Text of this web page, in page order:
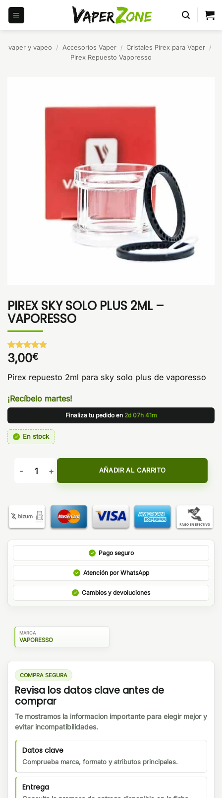
Saltar
contenido
vaper y vapeo / Accesorios Vaper / Cristales Pirex para Vaper /
Pirex Repuesto Vaporesso
PIREX SKY SOLO PLUS 2ML –
VAPORESSO
Valorado
con5de 5
1
valoración
cliente
3,00€
Pirex repuesto 2ml para sky solo plus de vaporesso
¡Recíbelo martes!
Finaliza tu pedido en 2d 07h 41m
En stock
PIREX SKY SOLO PLUS 2ML - VAPORESSO cantidad
AÑADIR AL CARRITO
Pago seguro
Atención por WhatsApp
Cambios y devoluciones
MARCA
VAPORESSO
COMPRA SEGURA
Revisa los datos clave antes de
comprar
Te mostramos la informacion importante para elegir mejor y
evitar incompatibilidades.
Datos clave
Comprueba marca, formato y atributos principales.
Entrega